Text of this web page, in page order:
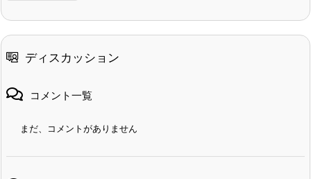
ディスカッション
コメント一覧
まだ、コメントがありません